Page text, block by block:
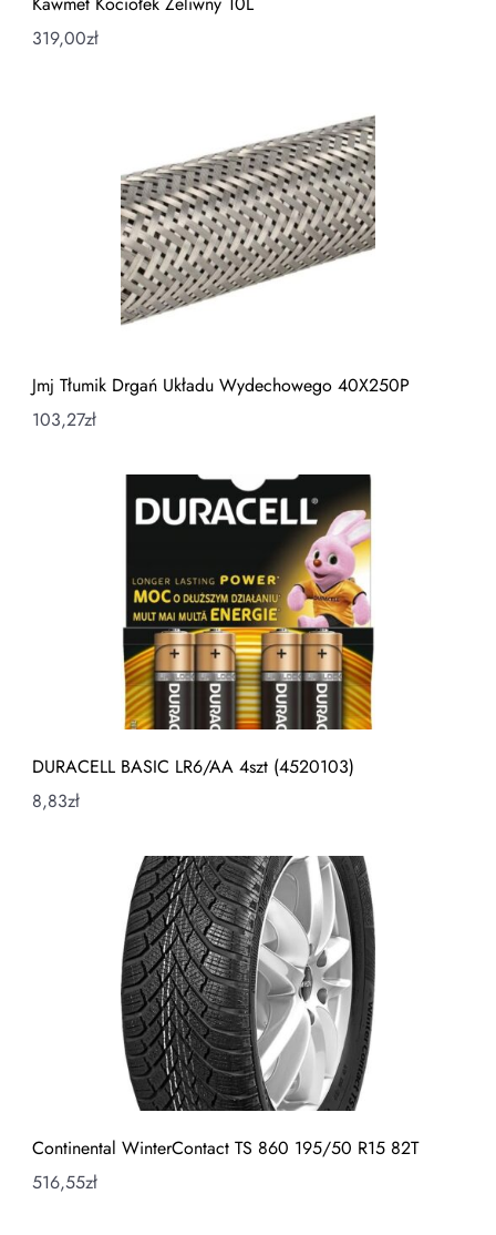
319,00zł
Jmj Tłumik Drgań Układu Wydechowego 40X250P
103,27zł
DURACELL BASIC LR6/AA 4szt (4520103)
8,83zł
Continental WinterContact TS 860 195/50 R15 82T
516,55zł